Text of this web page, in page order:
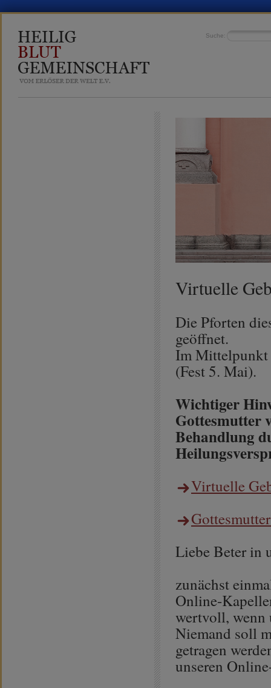
Suche:
Virtuelle
Die Pforten
geöffnet.
Im Mittelpunkt
(Fest 5. Mai).
Wichtiger
Gottesmutter
Behandlung
Virtuelle
Liebe Beter in
zunächst
Online-
wertvoll, wenn
Niemand soll
getragen
unseren